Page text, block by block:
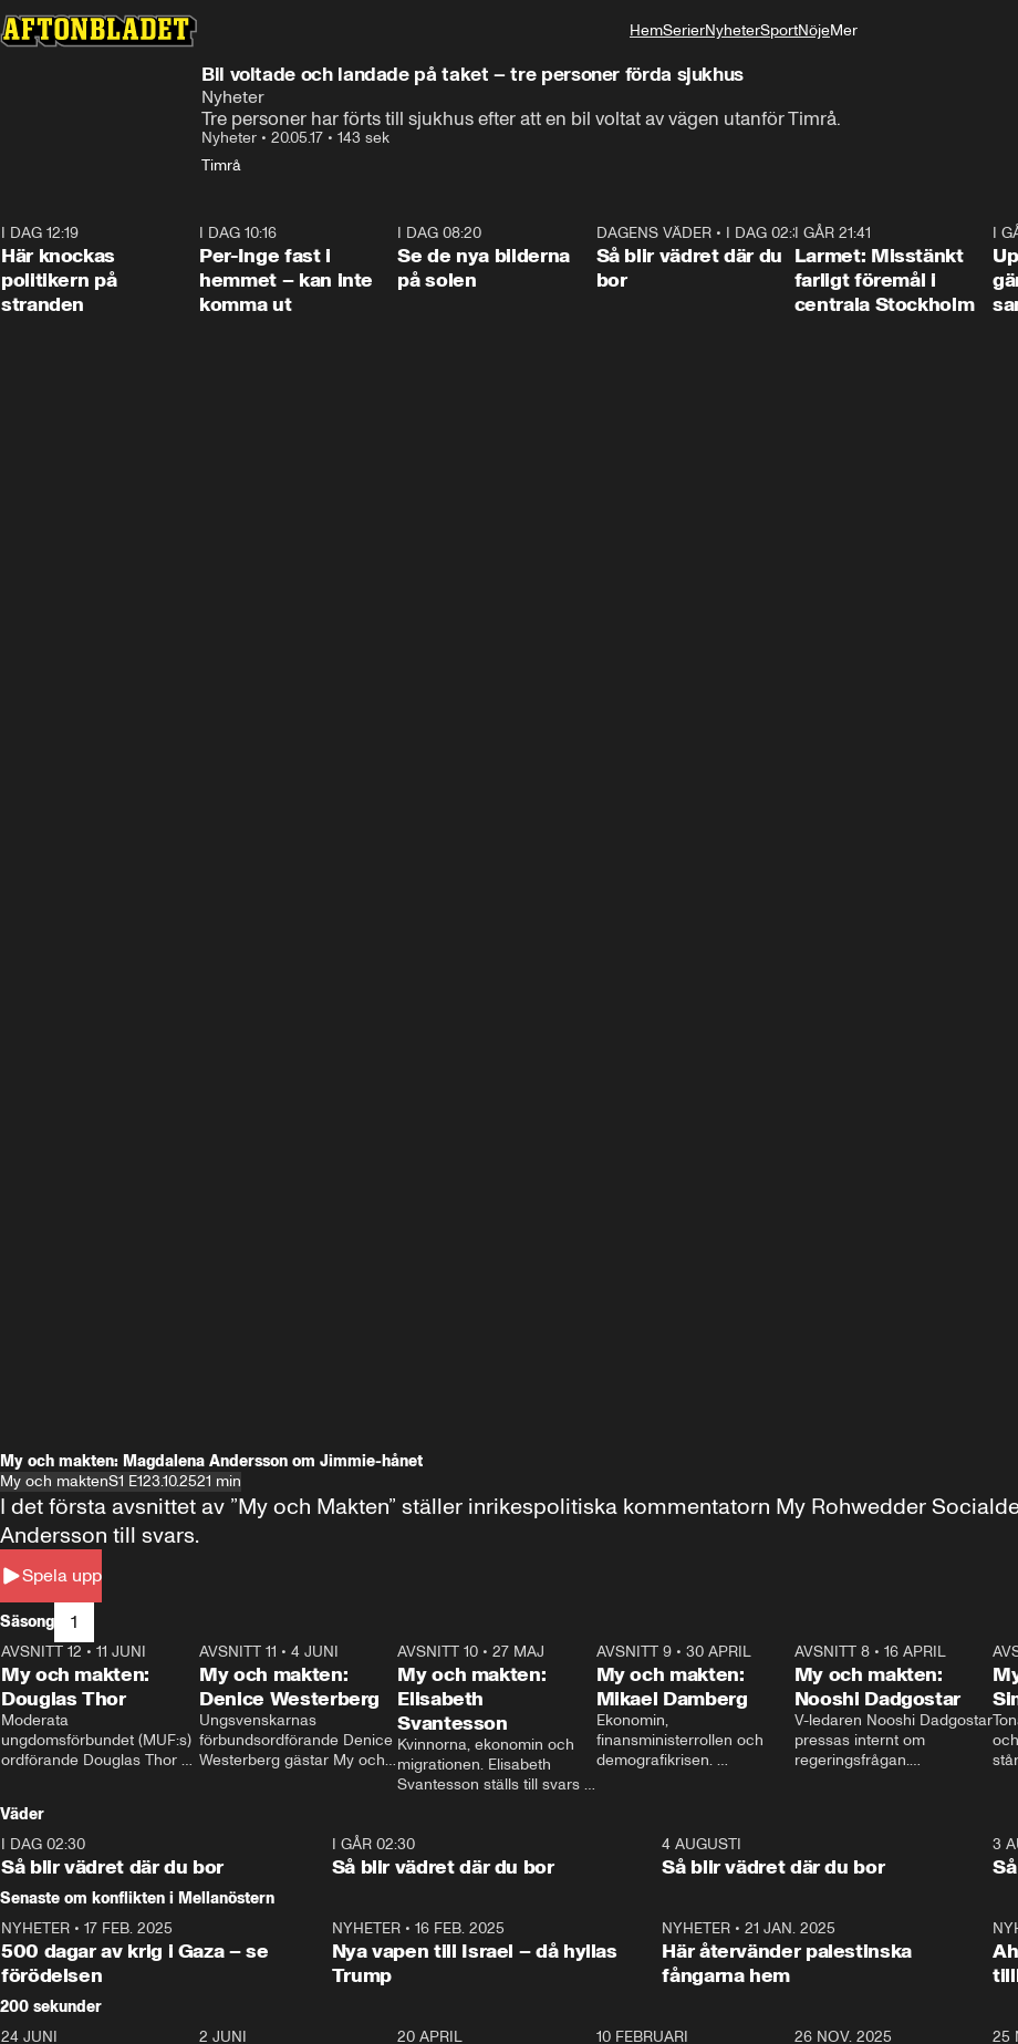
HemSerierNyheterSportNöjeMer
Bil voltade och landade på taket – tre personer förda sjukhus
Nyheter
Tre personer har förts till sjukhus efter att en bil voltat av vägen utanför Timrå.
Nyheter • 20.05.17 • 143 sek
Timrå
I DAG 12:19
Här knockas
politikern på
stranden
I DAG 10:16
Per-Inge fast i
hemmet – kan inte
komma ut
I DAG 08:20
Se de nya bilderna
på solen
1:06
DAGENS VÄDER• I DAG 02:30
Så blir vädret där du
bor
I GÅR 21:41
Larmet: Misstänkt
farligt föremål i
centrala Stockholm
I
My och makten: Magdalena Andersson om Jimmie-hånet
My och maktenS1 E123.10.2521 min
Spela upp
I det första avsnittet av ”My och Makten” ställer inrikespolitiska kommentatorn My Rohwedder
Andersson till svars.
Säsong 1
26:27
AVSNITT 12 • 11 JUNI
My och makten:
Douglas Thor
Moderata
ungdomsförbundet (MUF:s)
ordförande Douglas Thor
tonårsutvisningarna och hur
Moderaterna ska locka
väljare till valet i höst.
23:40
AVSNITT 11 •4 JUNI
My och makten:
Denice Westerberg
Ungsvenskarnas
förbundsordförande Denice
Westerberg gästar My och
AVSNITT 10 •27 MAJ
My och makten:
Elisabeth
Svantesson
Kvinnorna, ekonomin och
migrationen. Elisabeth
Svantesson ställs till svars
AVSNITT 9• 30 APRIL
My och makten:
Mikael Damberg
Ekonomin,
finansministerrollen och
demografikrisen.
och Makten.
AVSNITT 8• 16 APRIL
My och makten:
Nooshi Dadgostar
V-ledaren Nooshi Dadgostar
pressas internt om
regeringsfrågan.
– Vi ställer upp i val. Ska vi
vara med så sitter vi förstås
Väder
I DAG 02:30
Så blir vädret där du bor
1:06
I GÅR 02:30
Så blir vädret där du bor
4 AUGUSTI
Så blir vädret där du bor
3
Senaste om konflikten i Mellanöstern
NYHETER • 17 FEB. 2025
500 dagar av krig i Gaza – se
förödelsen
NYHETER• 16 FEB. 2025
Nya vapen till Israel – då hyllas
Trump
NYHETER •21 JAN. 2025
Här återvänder palestinska
fångarna hem
200 sekunder
5:00
24 JUNI 4:23
2 JUNI 20 APRIL 10 FEBRUARI 26 NOV. 2025 25